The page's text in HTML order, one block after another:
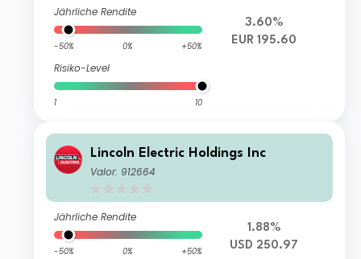
Jährliche Rendite
-50% 0% +50%
Risiko-Level
1 10
3.60%
EUR 195.60
Lincoln Electric Holdings Inc
Valor: 912664
Jährliche Rendite
-50% 0% +50%
1.88%
USD 250.97